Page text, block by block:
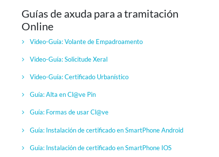
Guías de axuda para a tramitación
Online
Video-Guía: Volante de Empadroamento
Video-Guía:Solicitude Xeral
Video-Guía:Certificado Urbanístico
Guía: Alta en Cl@ve Pin
Guía: Formas de usar Cl@ve
Guía: Instalación de certificado en SmartPhone Android
Guia: Instalación de certificado en SmartPhone IOS